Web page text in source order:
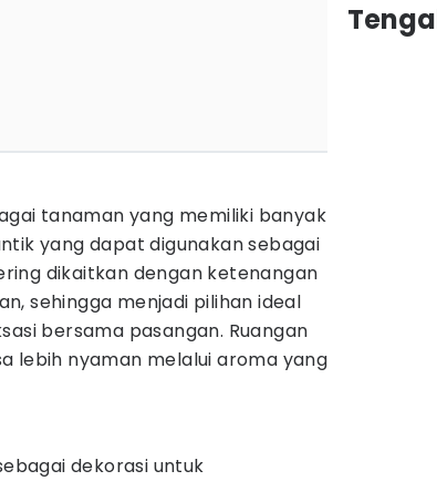
tanaman yang memiliki banyak
yang dapat digunakan sebagai
dikaitkan dengan ketenangan
sehingga menjadi pilihan ideal
bersama pasangan. Ruangan
lebih nyaman melalui aroma yang
dekorasi untuk